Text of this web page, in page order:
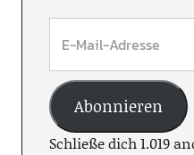
Abonnieren
Schließe dich 1.019